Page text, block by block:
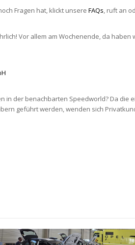
Fragen hat, klickt unsereFAQs, ruft an
Vor allem am Wochenende, da haben
in der benachbarten Speedworld? Da die
geführt werden, wenden sich